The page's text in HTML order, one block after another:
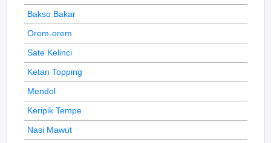
Bakso Bakar
Orem-orem
Sate Kelinci
Ketan Topping
Mendol
Keripik Tempe
Nasi Mawut